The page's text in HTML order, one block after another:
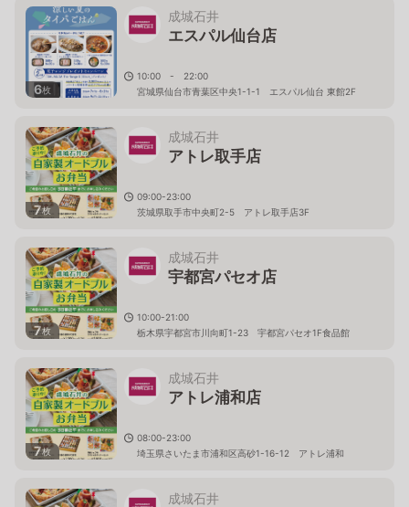
6枚
成城石井
エスパル仙台店
10:00 - 22:00
宮城県仙台市青葉区中央1-1-1 エスパル仙台 東館2F
7枚
成城石井
アトレ取手店
09:00-23:00
茨城県取手市中央町2-5 アトレ取手店3F
7枚
成城石井
宇都宮パセオ店
10:00-21:00
栃木県宇都宮市川向町1-23 宇都宮パセオ1F食品館
7枚
成城石井
アトレ浦和店
08:00-23:00
埼玉県さいたま市浦和区高砂1-16-12 アトレ浦和
成城石井